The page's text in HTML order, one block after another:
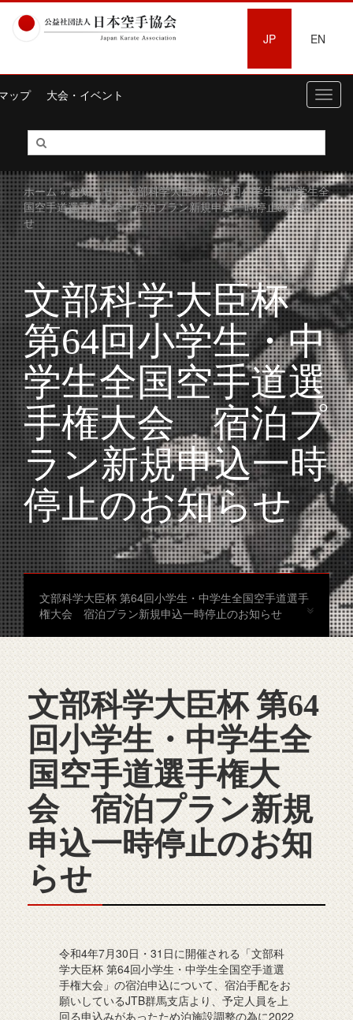
JP EN
ップ 大会・イベント
ホーム»お知らせ» 文部科学大臣杯 第64回小学生・中学生全
国空手道選手権大会 宿泊プラン新規申込一時停止のお知ら
せ
文部科学大臣杯
第64回小学生・中
学生全国空手道選
手権大会 宿泊プ
ラン新規申込一時
停止のお知らせ
文部科学大臣杯 第64回小学生・中学生全国空手道選手
権大会 宿泊プラン新規申込一時停止のお知らせ
文部科学大臣杯 第64
回小学生・中学生全
国空手道選手権大
会 宿泊プラン新規
申込一時停止のお知
らせ
令和4年7月30日・31日に開催される「文部科
学大臣杯 第64回小学生・中学生全国空手道選
手権大会」の宿泊申込について、宿泊手配をお
願いしているJTB群馬支店より、予定人員を上
回る申込みがあったため泊施設調整の為に2022